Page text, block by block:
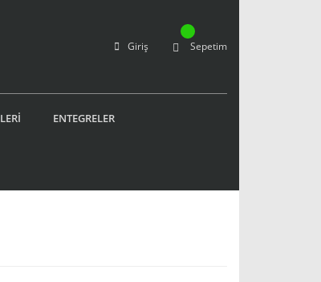
Giriş Sepetim
ENTEGRELER